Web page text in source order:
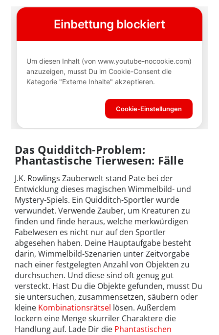
Das Quidditch-Problem:
Phantastische Tierwesen: Fälle
J.K. Rowlings Zauberwelt stand Pate bei der
Entwicklung dieses magischen Wimmelbild- und
Mystery-Spiels. Ein Quidditch-Sportler wurde
verwundet. Verwende Zauber, um Kreaturen zu
finden und finde heraus, welche merkwürdigen
Fabelwesen es nicht nur auf den Sportler
abgesehen haben. Deine Hauptaufgabe besteht
darin, Wimmelbild-Szenarien unter Zeitvorgabe
nach einer festgelegten Anzahl von Objekten zu
durchsuchen. Und diese sind oft genug gut
versteckt. Hast Du die Objekte gefunden, musst Du
sie untersuchen, zusammensetzen, säubern oder
kleine Kombinationsrätsel lösen. Außerdem
lockern eine Menge skurriler Charaktere die
Handlung auf. Lade Dir die Phantastischen